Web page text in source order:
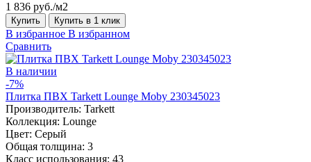
1 836 руб./м2
Купить Купить в 1 клик
В избранное В избранном
Сравнить
В наличии
-7%
Плитка ПВХ Tarkett Lounge Moby 230345023
Производитель: Tarkett
Коллекция: Lounge
Цвет: Серый
Общая толщина: 3
Класс использования: 43